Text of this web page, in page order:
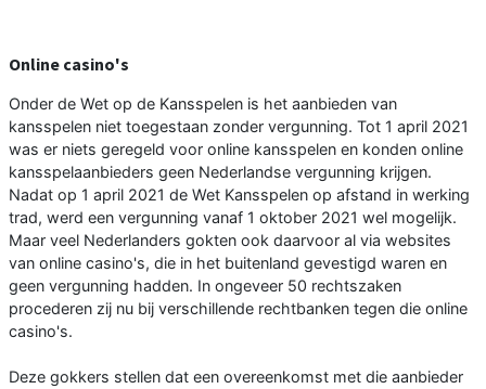
Online casino's
Onder de Wet op de Kansspelen is het aanbieden van
kansspelen niet toegestaan zonder vergunning. Tot 1 april 2021
was er niets geregeld voor online kansspelen en konden online
kansspelaanbieders geen Nederlandse vergunning krijgen.
Nadat op 1 april 2021 de Wet Kansspelen op afstand in werking
trad, werd een vergunning vanaf 1 oktober 2021 wel mogelijk.
Maar veel Nederlanders gokten ook daarvoor al via websites
van online casino's, die in het buitenland gevestigd waren en
geen vergunning hadden. In ongeveer 50 rechtszaken
procederen zij nu bij verschillende rechtbanken tegen die online
casino's.
Deze gokkers stellen dat een overeenkomst met die aanbieder